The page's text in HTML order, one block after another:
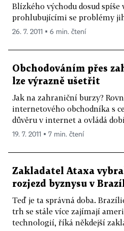
Blízkého východu dosud spíše
prohlubujícími se problémy
26. 7. 2011 ▪ 6 min. čtení
Obchodováním přes
lze výrazně ušetřit
Jak na zahraniční burzy?
internetového obchodníka s
důvěru v internet a ovládá
19. 7. 2011 ▪ 7 min. čtení
Zakladatel Ataxa
rozjezd byznysu v
Teď je ta správná doba.
trh se stále více zajímají
technologií, říká někdejší